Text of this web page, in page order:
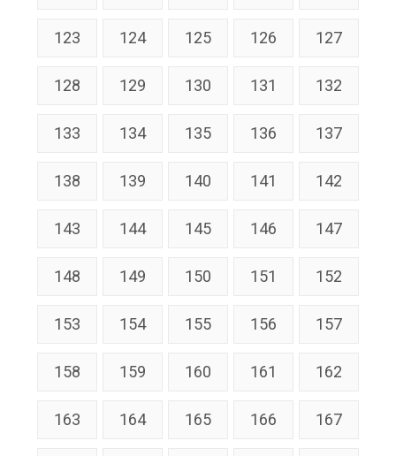
123 124 125 126 127
128 129 130 131 132
133 134 135 136 137
138 139 140 141 142
143 144 145 146 147
148 149 150 151 152
153 154 155 156 157
158 159 160 161 162
163 164 165 166 167